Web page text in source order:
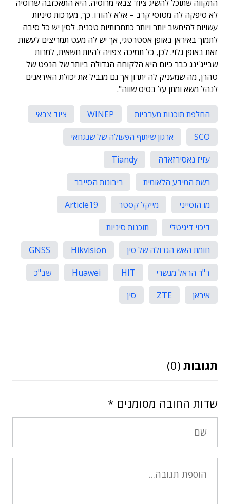
התקווה שתוכל להשיג ציוד צבאי מרוסיה. היא התאכזבה שרוסיה
לא סיפקה לה מטוסי קרב – אלא להודו. כך, מערכות סיניות
עשויות להיחשב יותר ויותר כתחרותיות טכנית. לסין יש כל סיבה
לתמוך באיראן באופן אסטרטגי, אך יש לה מעט תמריצים לעשות
זאת באופן גלוי. לכן, כל תמיכה צפויה להיות חשאית, למרות
שבייג'ינג כבר כיום היא הלקוחה הגדולה ביותר של הנפט של
טהרן, מה שמעניק לה יתרון אך גם מגביל את יכולת האיראנים
לנהל משא ומתן על בסיס שווה".
החלפת תוכנות מערביות WINEP
ציוד צבאי
SCO
ארגון שיתוף הפעולה של שנגחאי
עזיז נאסירזאדה
Tiandy
רשת המידע הלאומית
ריבונות הסייבר
מו הוסייני
מייקל קסטר
Article19
דיכוי דיגיטלי
תוכנות סיניות
חומת האש הגדולה של סין
Hikvision
GNSS
ד"ר הראל מנשרי
HIT
Huawei
שב"כ
איראן
ZTE סין
תגובות (0)
שדות החובה מסומנים *